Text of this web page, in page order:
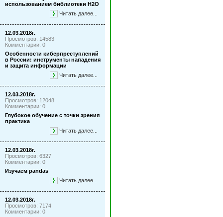
использованием библиотеки Н2О
Читать далее...
12.03.2018г.
Просмотров: 14583
Комментарии: 0
Особенности киберпреступлений
в России: инструменты нападения
и защита информации
Читать далее...
12.03.2018г.
Просмотров: 12048
Комментарии: 0
Глубокое обучение с точки зрения
практика
Читать далее...
12.03.2018г.
Просмотров: 6327
Комментарии: 0
Изучаем pandas
Читать далее...
12.03.2018г.
Просмотров: 7174
Комментарии: 0